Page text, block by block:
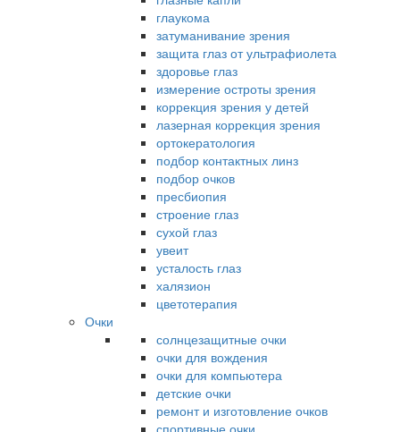
глаукома
затуманивание зрения
защита глаз от ультрафиолета
здоровье глаз
измерение остроты зрения
коррекция зрения у детей
лазерная коррекция зрения
ортокератология
подбор контактных линз
подбор очков
пресбиопия
строение глаз
сухой глаз
увеит
усталость глаз
халязион
цветотерапия
Очки
солнцезащитные очки
очки для вождения
очки для компьютера
детские очки
ремонт и изготовление очков